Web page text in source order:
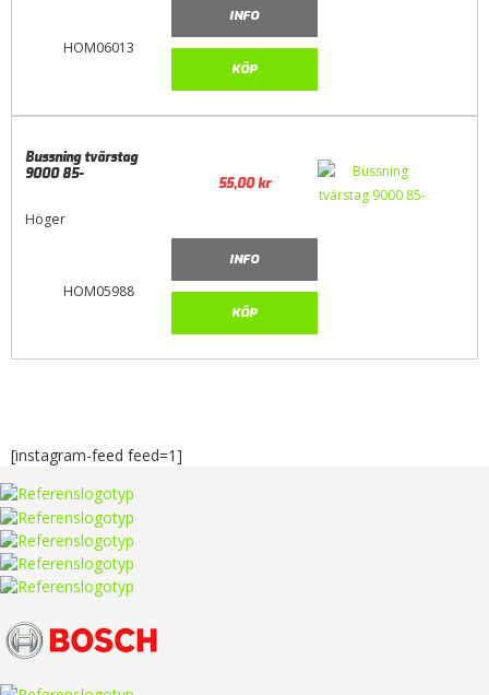
HOM06013
INFO
KÖP
HOM05988
Bussning tvärstag
9000 85-
Höger
55,00kr
INFO
KÖP
[instagram-feed feed=1]